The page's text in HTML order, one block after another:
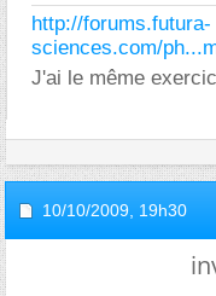
http://forums.futura-
sciences.com/
J'ai le même
10/10/2009, 19h30